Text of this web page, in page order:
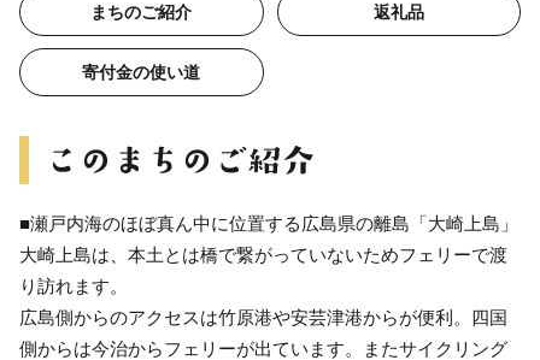
まちのご紹介 返礼品
寄付金の使い道
■瀬戸内海のほぼ真ん中に位置する広島県の離島「大崎上島」
大崎上島は、本土とは橋で繋がっていないためフェリーで渡
り訪れます。
広島側からのアクセスは竹原港や安芸津港からが便利。四国
側からは今治からフェリーが出ています。またサイクリング